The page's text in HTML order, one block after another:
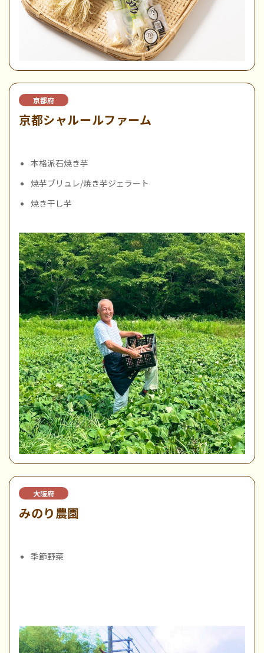
京都府
京都シャルールファーム
本格派石焼き芋
焼芋ブリュレ/焼き芋ジェラート
焼き干し芋
大阪府
みのり農園
季節野菜